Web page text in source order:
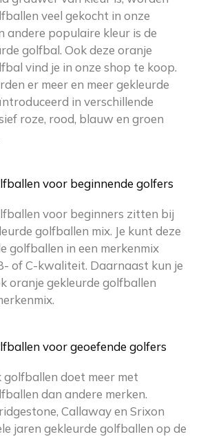
veel gekocht in onze
andere populaire kleur is de
golfbal. Ook deze oranje
vind je in onze shop te koop.
er meer en meer gekleurde
in verschillende
roze, rood, blauw en groen
voor beginnende golfers
voor beginners zitten bij
golfballen mix. Je kunt deze
golfballen in een merkenmix
of C-kwaliteit. Daarnaast kun je
oranje gekleurde golfballen
voor geoefende golfers
golfballen doet meer met
dan andere merken.
Callaway en Srixon
jaren gekleurde golfballen op de